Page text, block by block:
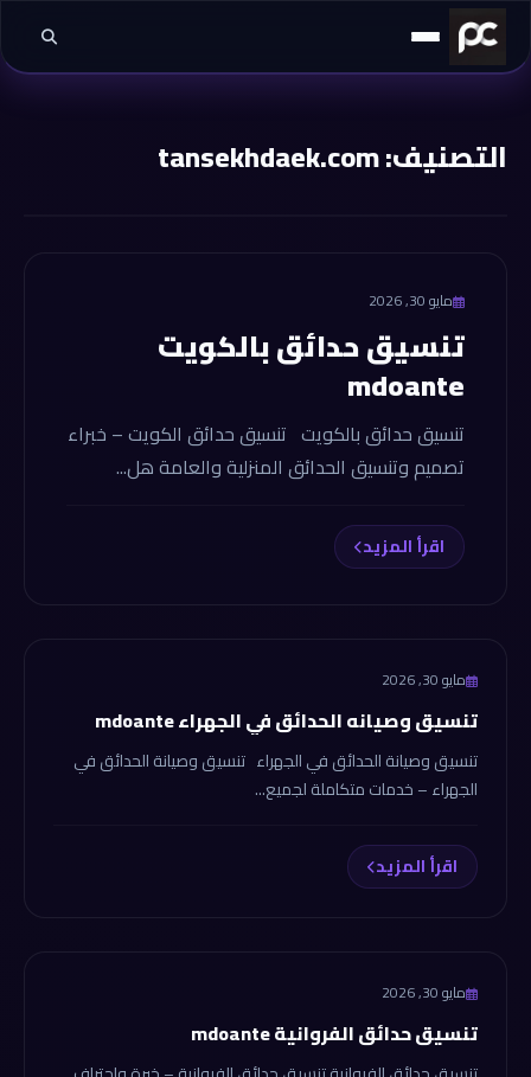
تخطي إلى المحتوى
التصنيف:tansekhdaek.com
مايو 30, 2026
تنسيق حدائق بالكويت
mdoante
تنسيق حدائق بالكويت تنسيق حدائق الكويت – خبراء
تصميم وتنسيق الحدائق المنزلية والعامة هل...
اقرأ المزيد
tansekhdaek.com
مايو 30, 2026
تنسيق وصيانه الحدائق في الجهراء mdoante
تنسيق وصيانة الحدائق في الجهراء تنسيق وصيانة الحدائق في
الجهراء – خدمات متكاملة لجميع...
اقرأ المزيد
tansekhdaek.com
مايو 30, 2026
تنسيق حدائق الفروانية mdoante